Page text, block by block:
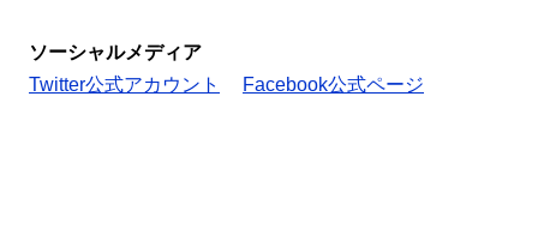
ソーシャルメディア
Twitter公式アカウント
Facebook公式ページ